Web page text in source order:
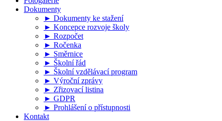
Dokumenty
► Dokumenty ke stažení
► Koncepce rozvoje školy
► Rozpočet
► Ročenka
► Směrnice
► Školní řád
► Školní vzdělávací program
► Výroční zprávy
► Zřizovací listina
► GDPR
► Prohlášení o přístupnosti
Kontakt